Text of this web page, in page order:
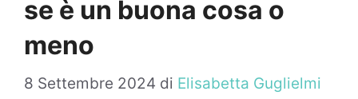
se è un buona cosa o
meno
8 Settembre 2024 di Elisabetta Guglielmi